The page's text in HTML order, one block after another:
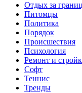
Отдых за
Питомцы
Политика
Порядок
Происшествия
Психология
Ремонт и
Софт
Теннис
Тренды